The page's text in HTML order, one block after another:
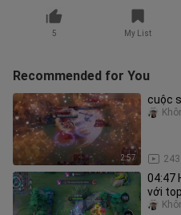
5 My List
Recommended for You
2:57
cuộc
243
04:47
với